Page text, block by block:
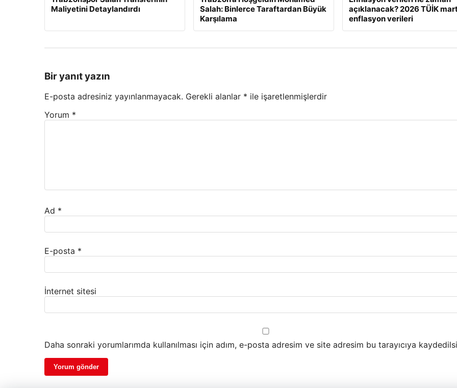
Maliyetini Detaylandırdı
Salah: Binlerce Taraftardan Büyük
Karşılama
açıklanacak? 2026 TÜİK
enflasyon verileri
Bir yanıt yazın
E-posta adresiniz yayınlanmayacak. Gerekli alanlar * ile işaretlenmişlerdir
Yorum *
Ad *
E-posta *
İnternet sitesi
Daha sonraki yorumlarımda kullanılması için adım, e-posta adresim ve site adresim bu tarayıcıya